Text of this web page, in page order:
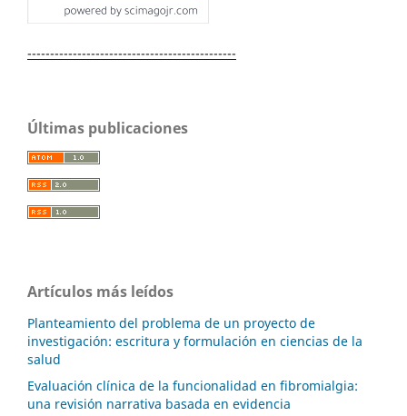
----------------------------------------------
Últimas publicaciones
Artículos más leídos
Planteamiento del problema de un proyecto de
investigación: escritura y formulación en ciencias de la
salud
Evaluación clínica de la funcionalidad en fibromialgia:
una revisión narrativa basada en evidencia